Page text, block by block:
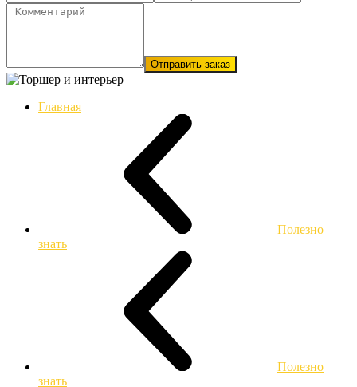
Отправить заказ
Главная
Полезно
знать
Полезно
знать